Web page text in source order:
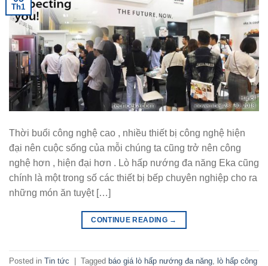
Th1
Thời buổi công nghệ cao , nhiều thiết bị công nghệ hiện
đại nên cuộc sống của mỗi chúng ta cũng trở nên công
nghệ hơn , hiện đại hơn . Lò hấp nướng đa năng Eka cũng
chính là một trong số các thiết bị bếp chuyên nghiệp cho ra
những món ăn tuyệt […]
CONTINUE READING →
Posted in Tin tức | Tagged báo giá lò hấp nướng đa năng lò hấp công